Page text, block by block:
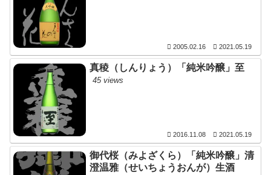
2005.02.16 2021.05.19
真稜（しんりょう）「純米吟醸」至
45 views
2016.11.08 2021.05.19
御代桜（みよざくら）「純米吟醸」清
澄温雅（せいちょうおんが）生酒